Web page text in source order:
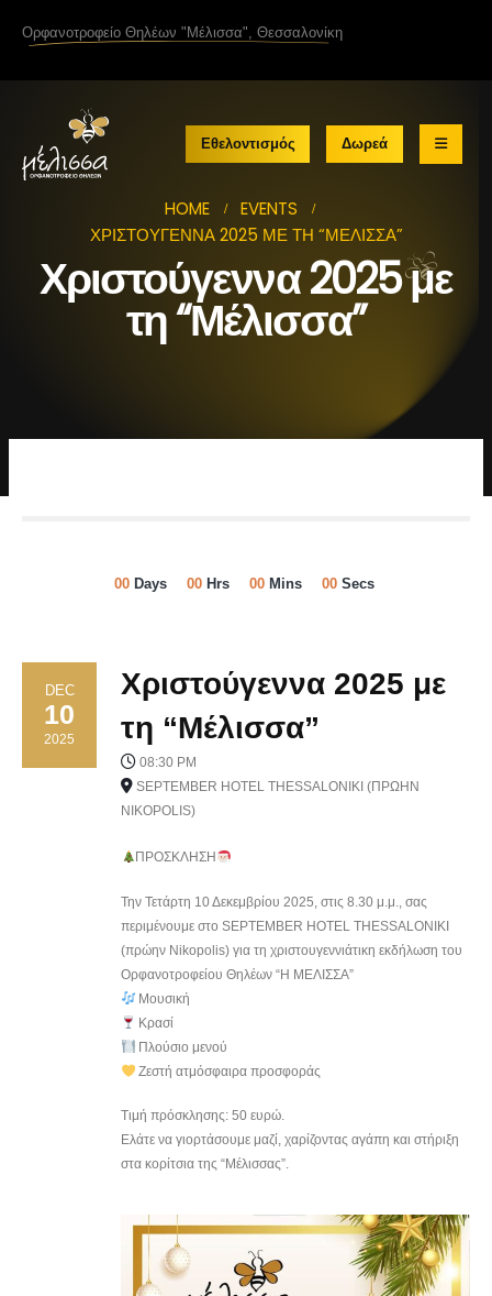
Ορφανοτροφείο Θηλέων "Μέλισσα", Θεσσαλονίκη
Εθελοντισμός Δωρεά
HOME
EVENTS
ΧΡΙΣΤΟΎΓΕΝΝΑ 2025 ΜΕ ΤΗ “ΜΈΛΙΣΣΑ”
Χριστούγεννα 2025 με
τη “Μέλισσα”
00 Days 00 Hrs 00 Mins 00 Secs
DEC
10
2025
Χριστούγεννα 2025 με
τη “Μέλισσα”
08:30 PM
SEPTEMBER HOTEL THESSALONIKI (ΠΡΏΗΝ
NIKOPOLIS)
ΠΡΟΣΚΛΗΣΗ
Την Τετάρτη 10 Δεκεμβρίου 2025, στις 8.30 μ.μ., σας
περιμένουμε στο SEPTEMBER HOTEL THESSALONIKI
(πρώην Nikopolis) για τη χριστουγεννιάτικη εκδήλωση του
Ορφανοτροφείου Θηλέων “Η ΜΕΛΙΣΣΑ”
Μουσική
Κρασί
Πλούσιο μενού
Ζεστή ατμόσφαιρα προσφοράς
Τιμή πρόσκλησης: 50 ευρώ.
Ελάτε να γιορτάσουμε μαζί, χαρίζοντας αγάπη και στήριξη
στα κορίτσια της “Μέλισσας”.